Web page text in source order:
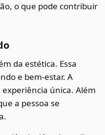
o que pode contribuir
da estética. Essa
e bem-estar. A
única. Além
a pessoa se